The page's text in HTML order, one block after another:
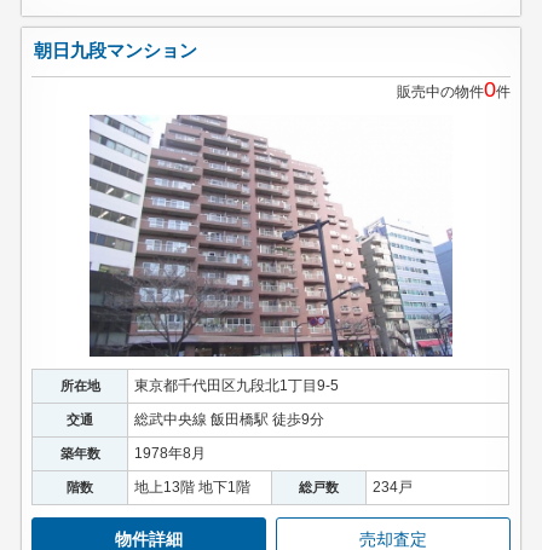
朝日九段マンション
販売中の物件0件
所在地 東京都千代田区九段北1丁目9-5
交通 総武中央線 飯田橋駅 徒歩9分
築年数 1978年8月
階数 地上13階 地下1階 総戸数 234戸
物件詳細 売却査定